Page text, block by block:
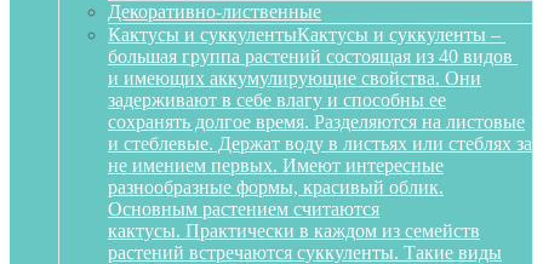
Декоративно-лиственные
Кактусы и суккулентыКактусы и суккуленты –
большая группа растений состоящая из 40 видов
и имеющих аккумулирующие свойства. Они
задерживают в себе влагу и способны ее
сохранять долгое время. Разделяются на листовые
и стеблевые. Держат воду в листьях или стеблях за
не имением первых. Имеют интересные
разнообразные формы, красивый облик.
Основным растением считаются
кактусы. Практически в каждом из семейств
растений встречаются суккуленты. Такие виды